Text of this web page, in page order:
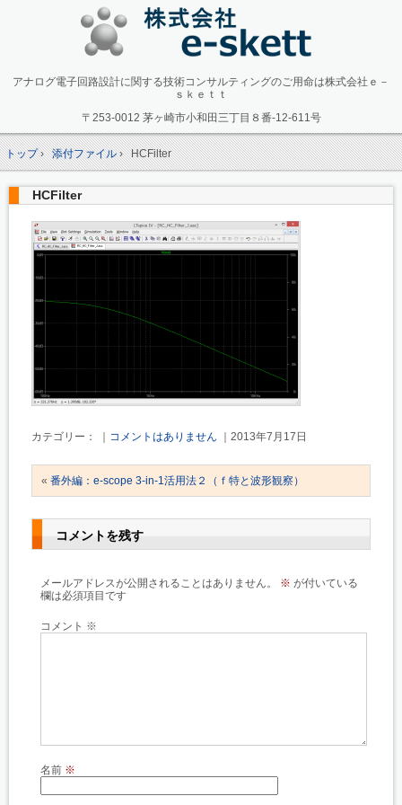
アナログ電子回路設計に関する技術コンサルティングのご用命は株式会社ｅ－
ｓｋｅｔｔ
〒253-0012 茅ヶ崎市小和田三丁目８番-12-611号
トップ› 添付ファイル› HCFilter
HCFilter
カテゴリー： ｜ コメントはありません ｜2013年7月17日
« 番外編：e-scope 3-in-1活用法２（ｆ特と波形観察）
コメントを残す
メールアドレスが公開されることはありません。 ※ が付いている
欄は必須項目です
コメント ※
名前 ※